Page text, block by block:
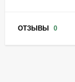
ОТЗЫВЫ 0